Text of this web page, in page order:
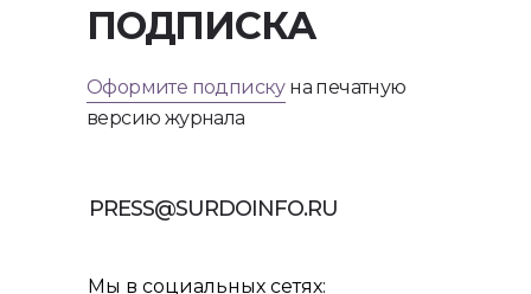
Оформите подпискуна печатную
версию журнала
ПОДПИСКА
PRESS@SURDOINFO.RU
Мы в социальных сетях: